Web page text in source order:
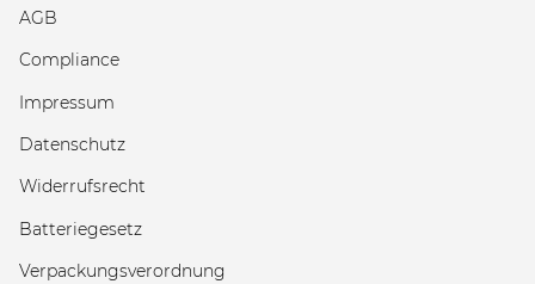
AGB
Compliance
Impressum
Datenschutz
Widerrufsrecht
Batteriegesetz
Verpackungsverordnung